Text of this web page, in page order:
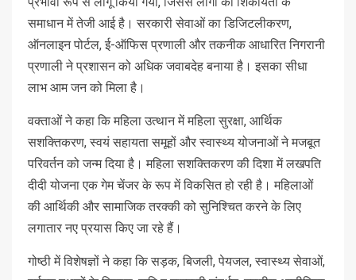
समाधान में तेजी आई है। सरकारी सेवाओं का डिजिटलीकरण,
ऑनलाइन पोर्टल, ई-ऑफिस प्रणाली और तकनीक आधारित निगरानी
प्रणाली ने प्रशासन को अधिक जवाबदेह बनाया है। इसका सीधा
लाभ आम जन को मिला है।
वक्ताओं ने कहा कि महिला उत्थान में महिला सुरक्षा, आर्थिक
सशक्तिकरण, स्वयं सहायता समूहों और स्वास्थ्य योजनाओं ने मजबूत
परिवर्तन को जन्म दिया है। महिला सशक्तिकरण की दिशा में लखपति
दीदी योजना एक गेम चेंजर के रूप में विकसित हो रही है। महिलाओं
की आर्थिकी और सामाजिक तरक्की को सुनिश्चित करने के लिए
लगातार नए प्रयास किए जा रहे हैं।
गोष्ठी में विशेषज्ञों ने कहा कि सड़क, बिजली, पेयजल, स्वास्थ्य सेवाओं,